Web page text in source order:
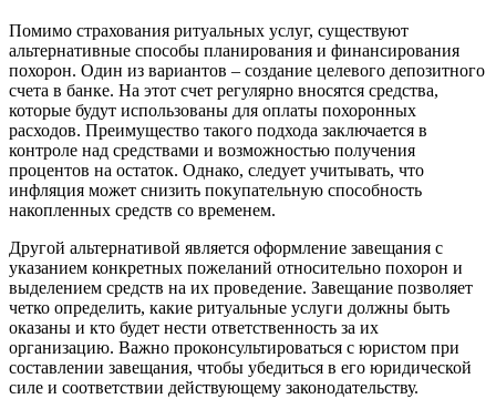
Помимо страхования ритуальных услуг, существуют
альтернативные способы планирования и финансирования
похорон. Один из вариантов – создание целевого депозитного
счета в банке. На этот счет регулярно вносятся средства,
которые будут использованы для оплаты похоронных
расходов. Преимущество такого подхода заключается в
контроле над средствами и возможностью получения
процентов на остаток. Однако, следует учитывать, что
инфляция может снизить покупательную способность
накопленных средств со временем.
Другой альтернативой является оформление завещания с
указанием конкретных пожеланий относительно похорон и
выделением средств на их проведение. Завещание позволяет
четко определить, какие ритуальные услуги должны быть
оказаны и кто будет нести ответственность за их
организацию. Важно проконсультироваться с юристом при
составлении завещания, чтобы убедиться в его юридической
силе и соответствии действующему законодательству.